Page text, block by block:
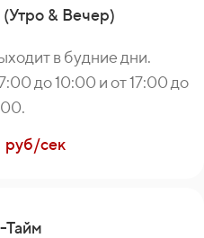
& Вечер)
в будние дни.
до 10:00 и от 17:00 до
сек